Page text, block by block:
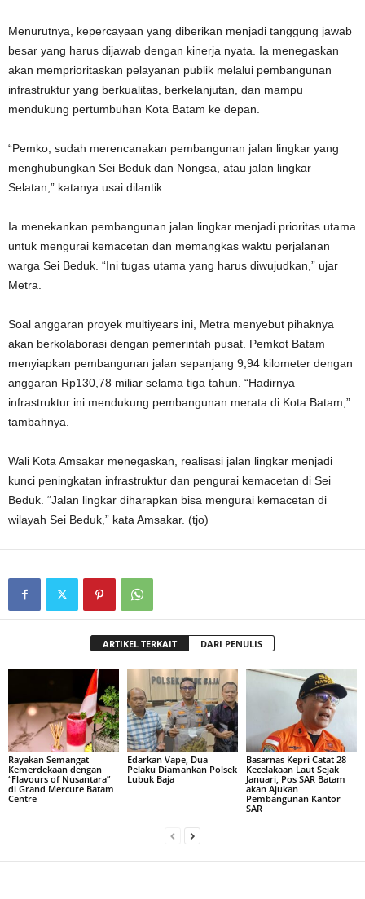
Menurutnya, kepercayaan yang diberikan menjadi tanggung jawab
besar yang harus dijawab dengan kinerja nyata. Ia menegaskan
akan memprioritaskan pelayanan publik melalui pembangunan
infrastruktur yang berkualitas, berkelanjutan, dan mampu
mendukung pertumbuhan Kota Batam ke depan.
“Pemko, sudah merencanakan pembangunan jalan lingkar yang
menghubungkan Sei Beduk dan Nongsa, atau jalan lingkar
Selatan,” katanya usai dilantik.
Ia menekankan pembangunan jalan lingkar menjadi prioritas utama
untuk mengurai kemacetan dan memangkas waktu perjalanan
warga Sei Beduk. “Ini tugas utama yang harus diwujudkan,” ujar
Metra.
Soal anggaran proyek multiyears ini, Metra menyebut pihaknya
akan berkolaborasi dengan pemerintah pusat. Pemkot Batam
menyiapkan pembangunan jalan sepanjang 9,94 kilometer dengan
anggaran Rp130,78 miliar selama tiga tahun. “Hadirnya
infrastruktur ini mendukung pembangunan merata di Kota Batam,”
tambahnya.
Wali Kota Amsakar menegaskan, realisasi jalan lingkar menjadi
kunci peningkatan infrastruktur dan pengurai kemacetan di Sei
Beduk. “Jalan lingkar diharapkan bisa mengurai kemacetan di
wilayah Sei Beduk,” kata Amsakar. (tjo)
ARTIKEL TERKAIT DARI PENULIS
Rayakan Semangat
Kemerdekaan dengan
“Flavours of Nusantara”
di Grand Mercure Batam
Centre
Edarkan Vape, Dua
Pelaku Diamankan Polsek
Lubuk Baja
Basarnas Kepri Catat 28
Kecelakaan Laut Sejak
Januari, Pos SAR Batam
akan Ajukan
Pembangunan Kantor
SAR